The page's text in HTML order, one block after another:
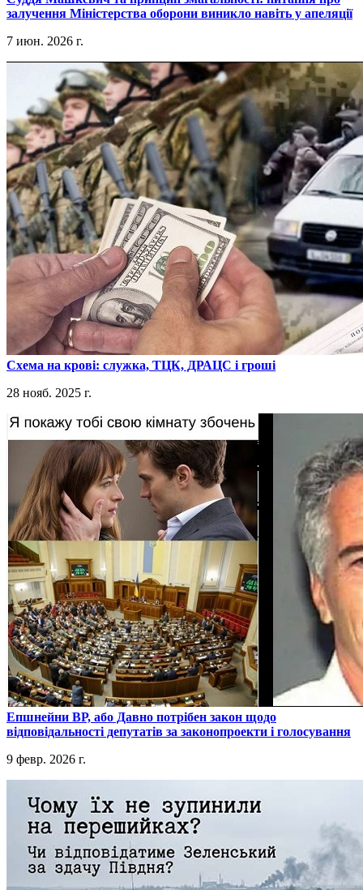
залучення Міністерства оборони виникло навіть у апеляції
7 июн. 2026 г.
​Схема на крові: служка, ТЦК, ДРАЦС і гроші
28 нояб. 2025 г.
​Епшнейни ВР, або Давно потрібен закон щодо
відповідальності депутатів за законопроекти і голосування
9 февр. 2026 г.